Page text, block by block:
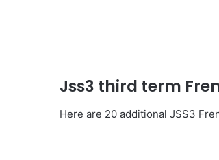
Jss3 third term
Here are 20 additional JSS3